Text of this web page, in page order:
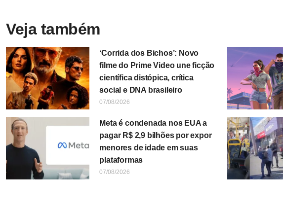
Veja também
‘Corrida dos Bichos’: Novo
filme do Prime Video une ficção
científica distópica, crítica
social e DNA brasileiro
07/08/2026
Meta é condenada nos EUA a
pagar R$ 2,9 bilhões por expor
menores de idade em suas
plataformas
07/08/2026